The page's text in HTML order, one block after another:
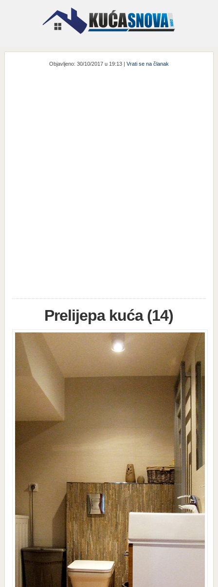
Objavljeno: 30/10/2017 u 19:13 | Vrati se na članak
Prelijepa kuća (14)